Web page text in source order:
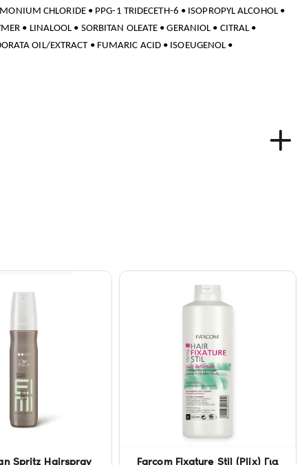
CHLORIDE • PPG-1 TRIDECETH-6 • ISOPROPYL ALCOHOL •
• LINALOOL • SORBITAN OLEATE • GERANIOL • CITRAL •
OIL/EXTRACT • FUMARIC ACID • ISOEUGENOL •
Spritz Hairspray
Farcom Fixature Stil (Plix) Για